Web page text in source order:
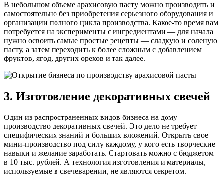
В небольшом объеме арахисовую пасту можно производить и
самостоятельно без приобретения серьезного оборудования и
организации полного цикла производства. Какое-то время вам
потребуется на эксперименты с ингредиентами — для начала
нужно освоить самые простые рецепты — сладкую и соленую
пасту, а затем переходить к более сложным с добавлением
фруктов, ягод, других орехов и так далее.
3. Изготовление декоративных свечей
Один из распространенных видов бизнеса на дому —
производство декоративных свечей. Это дело не требует
специфических знаний и больших вложений. Открыть свое
мини-производство под силу каждому, у кого есть творческие
навыки и желание заработать. Стартовать можно с бюджетом
в 10 тыс. рублей. А технология изготовления и материалы,
используемые в свечеварении, не являются секретом.